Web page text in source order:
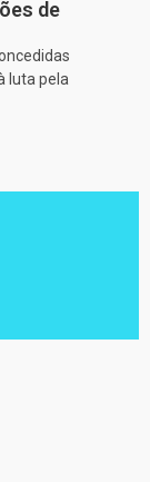
de
luta pela